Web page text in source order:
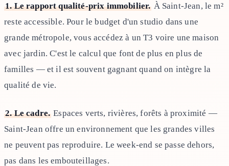
1. Le rapport qualité-prix immobilier. À Saint-Jean, le m²
reste accessible. Pour le budget d'un studio dans une
grande métropole, vous accédez à un T3 voire une maison
avec jardin. C'est le calcul que font de plus en plus de
familles — et il est souvent gagnant quand on intègre la
qualité de vie.
2. Le cadre. Espaces verts, rivières, forêts à proximité —
Saint-Jean offre un environnement que les grandes villes
ne peuvent pas reproduire. Le week-end se passe dehors,
pas dans les embouteillages.